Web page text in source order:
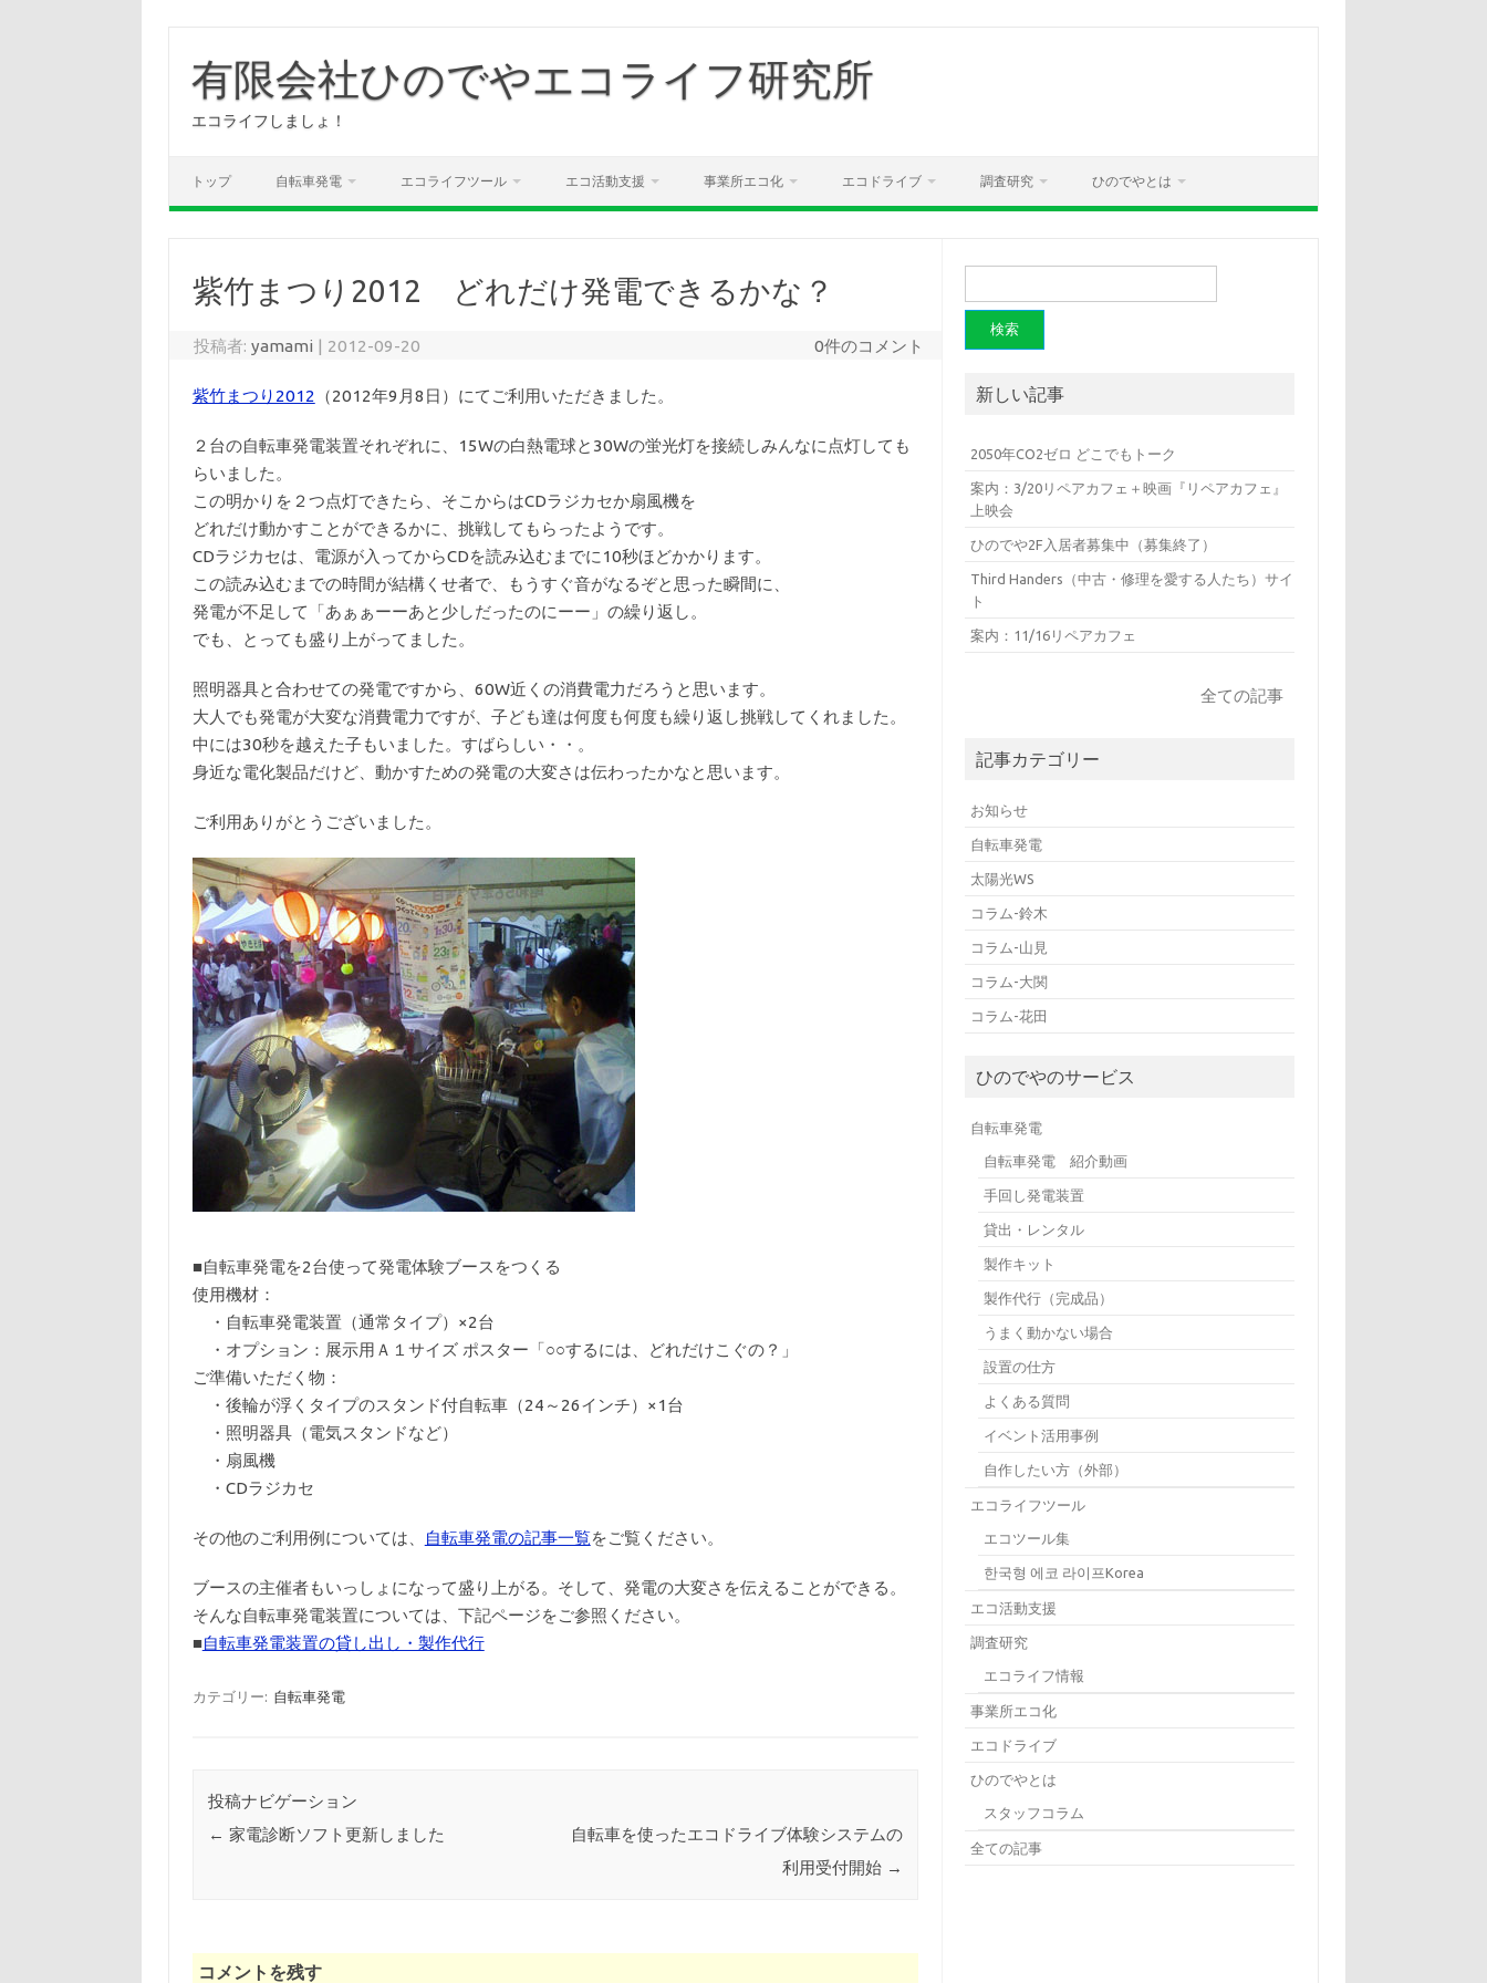
有限会社ひのでやエコライフ研究所
エコライフしましょ！
トップ 自転車発電 エコライフツール エコ活動支援 事業所エコ化 エコドライブ 調査研究 ひのでやとは
紫竹まつり2012 どれだけ発電できるかな？
投稿者:yamami | 2012-09-20 0件のコメント
紫竹まつり2012 （2012年9月8日）にてご利用いただきました。
２台の自転車発電装置それぞれに、15Wの白熱電球と30Wの蛍光灯を接続しみんなに点灯しても
らいました。
この明かりを２つ点灯できたら、そこからはCDラジカセか扇風機を
どれだけ動かすことができるかに、挑戦してもらったようです。
CDラジカセは、電源が入ってからCDを読み込むまでに10秒ほどかかります。
この読み込むまでの時間が結構くせ者で、もうすぐ音がなるぞと思った瞬間に、
発電が不足して「あぁぁーーあと少しだったのにーー」の繰り返し。
でも、とっても盛り上がってました。
照明器具と合わせての発電ですから、60W近くの消費電力だろうと思います。
大人でも発電が大変な消費電力ですが、子ども達は何度も何度も繰り返し挑戦してくれました。
中には30秒を越えた子もいました。すばらしい・・。
身近な電化製品だけど、動かすための発電の大変さは伝わったかなと思います。
ご利用ありがとうございました。
■自転車発電を2台使って発電体験ブースをつくる
使用機材：
・自転車発電装置（通常タイプ）×2台
・オプション：展示用Ａ１サイズ ポスター「○○するには、どれだけこぐの？」
ご準備いただく物：
・後輪が浮くタイプのスタンド付自転車（24～26インチ）×1台
・照明器具（電気スタンドなど）
・扇風機
・CDラジカセ
その他のご利用例については、 自転車発電の記事一覧をご覧ください。
ブースの主催者もいっしょになって盛り上がる。そして、発電の大変さを伝えることができる。
そんな自転車発電装置については、下記ページをご参照ください。
■自転車発電装置の貸し出し・製作代行
カテゴリー: 自転車発電
投稿ナビゲーション
← 家電診断ソフト更新しました
自転車を使ったエコドライブ体験システムの
利用受付開始 →
コメントを残す
索:
新しい記事
2050年CO2ゼロ どこでもトーク
案内：3/20リペアカフェ＋映画『リペアカフェ』
上映会
ひのでや2F入居者募集中（募集終了）
Third Handers（中古・修理を愛する人たち）サイ
ト
案内：11/16リペアカフェ
全ての記事
記事カテゴリー
お知らせ
自転車発電
太陽光WS
コラム-鈴木
コラム-山見
コラム-大関
コラム-花田
ひのでやのサービス
自転車発電
自転車発電 紹介動画
手回し発電装置
貸出・レンタル
製作キット
製作代行（完成品）
うまく動かない場合
設置の仕方
よくある質問
イベント活用事例
自作したい方（外部）
エコライフツール
エコツール集
한국형 에코 라이프Korea
エコ活動支援
調査研究
エコライフ情報
事業所エコ化
エコドライブ
ひのでやとは
スタッフコラム
全ての記事